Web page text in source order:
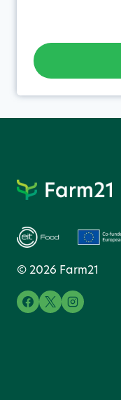
© 2026 Farm21